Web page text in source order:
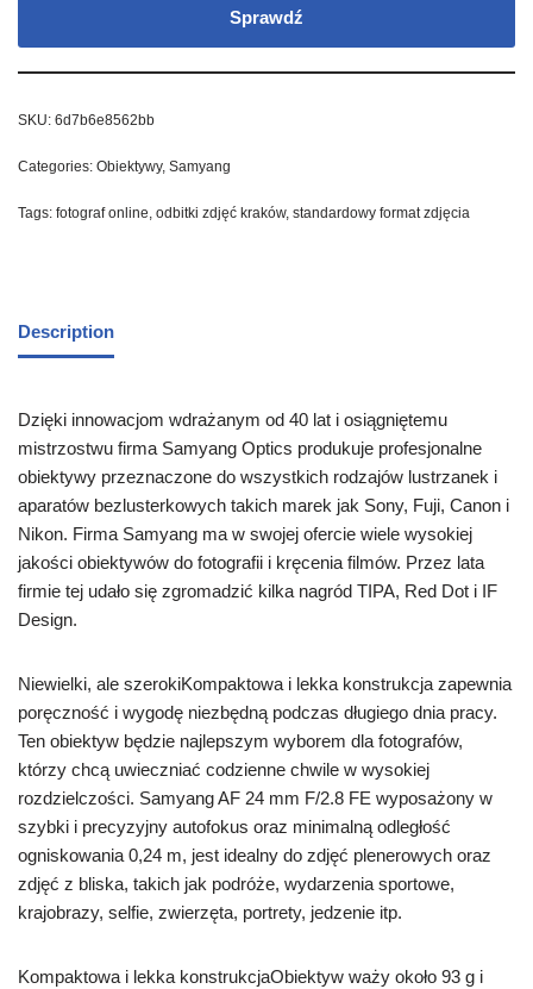
Sprawdź
SKU: 6d7b6e8562bb
Categories: Obiektywy, Samyang
Tags: fotograf online, odbitki zdjęć kraków, standardowy format zdjęcia
Description
Dzięki innowacjom wdrażanym od 40 lat i osiągniętemu
mistrzostwu firma Samyang Optics produkuje profesjonalne
obiektywy przeznaczone do wszystkich rodzajów lustrzanek i
aparatów bezlusterkowych takich marek jak Sony, Fuji, Canon i
Nikon. Firma Samyang ma w swojej ofercie wiele wysokiej
jakości obiektywów do fotografii i kręcenia filmów. Przez lata
firmie tej udało się zgromadzić kilka nagród TIPA, Red Dot i IF
Design.
Niewielki, ale szerokiKompaktowa i lekka konstrukcja zapewnia
poręczność i wygodę niezbędną podczas długiego dnia pracy.
Ten obiektyw będzie najlepszym wyborem dla fotografów,
którzy chcą uwieczniać codzienne chwile w wysokiej
rozdzielczości. Samyang AF 24 mm F/2.8 FE wyposażony w
szybki i precyzyjny autofokus oraz minimalną odległość
ogniskowania 0,24 m, jest idealny do zdjęć plenerowych oraz
zdjęć z bliska, takich jak podróże, wydarzenia sportowe,
krajobrazy, selfie, zwierzęta, portrety, jedzenie itp.
Kompaktowa i lekka konstrukcjaObiektyw waży około 93 g i